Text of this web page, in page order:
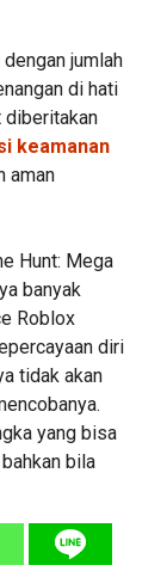
jumlah
di hati
diberitakan
keamanan
aman
Hunt: Mega
banyak
Roblox
diri
tidak akan
yang bisa
bila